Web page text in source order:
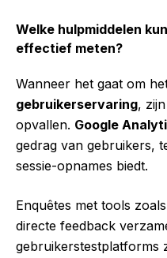
Welke hulpmiddelen
effectief meten?
Wanneer het gaat om
gebruikerservaring,
opvallen. Google
gedrag van gebruikers,
sessie-opnames biedt.
Enquêtes met tools
directe feedback
gebruikerstestplatforms